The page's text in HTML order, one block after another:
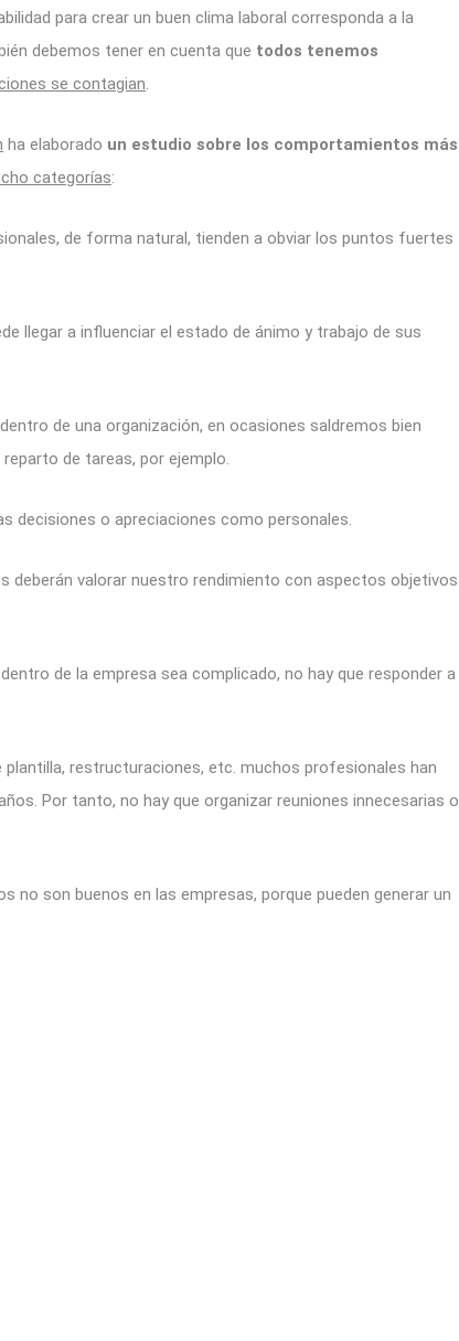
para crear un buen clima laboral corresponda a la
debemos tener en cuenta que todos tenemos
se contagian.
ha elaborado un estudio sobre los comportamientos más
categorías:
de forma natural, tienden a obviar los puntos fuertes
llegar a influenciar el estado de ánimo y trabajo de sus
de una organización, en ocasiones saldremos bien
de tareas, por ejemplo.
decisiones o apreciaciones como personales.
deberán valorar nuestro rendimiento con aspectos objetivos
de la empresa sea complicado, no hay que responder a
plantilla, restructuraciones, etc. muchos profesionales han
Por tanto, no hay que organizar reuniones innecesarias o
no son buenos en las empresas, porque pueden generar un